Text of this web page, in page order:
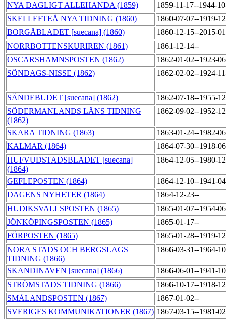
NYA DAGLIGT ALLEHANDA (1859)
1859-11-17--1944-
SKELLEFTEÅ NYA TIDNING (1860)
1860-07-07--1919-
BORGÅBLADET [suecana] (1860)
1860-12-15--2015-
NORRBOTTENSKURIREN (1861)
1861-12-14--
OSCARSHAMNSPOSTEN (1862)
1862-01-02--1923-
SÖNDAGS-NISSE (1862)
1862-02-02--1924-
SÄNDEBUDET [suecana] (1862)
1862-07-18--1955-
SÖDERMANLANDS LÄNS TIDNING
(1862)
1862-09-02--1952-
SKARA TIDNING (1863)
1863-01-24--1982-
KALMAR (1864)
1864-07-30--1918-
HUFVUDSTADSBLADET [suecana]
(1864)
1864-12-05--1980-
GEFLEPOSTEN (1864)
1864-12-10--1941-
DAGENS NYHETER (1864)
1864-12-23--
HUDIKSVALLSPOSTEN (1865)
1865-01-07--1954-
JÖNKÖPINGSPOSTEN (1865)
1865-01-17--
FÖRPOSTEN (1865)
1865-01-28--1919-
NORA STADS OCH BERGSLAGS
TIDNING (1866)
1866-03-31--1964-
SKANDINAVEN [suecana] (1866)
1866-06-01--1941-
STRÖMSTADS TIDNING (1866)
1866-10-17--1918-
SMÅLANDSPOSTEN (1867)
1867-01-02--
SVERIGES KOMMUNIKATIONER (1867) 1867-03-15--1981-